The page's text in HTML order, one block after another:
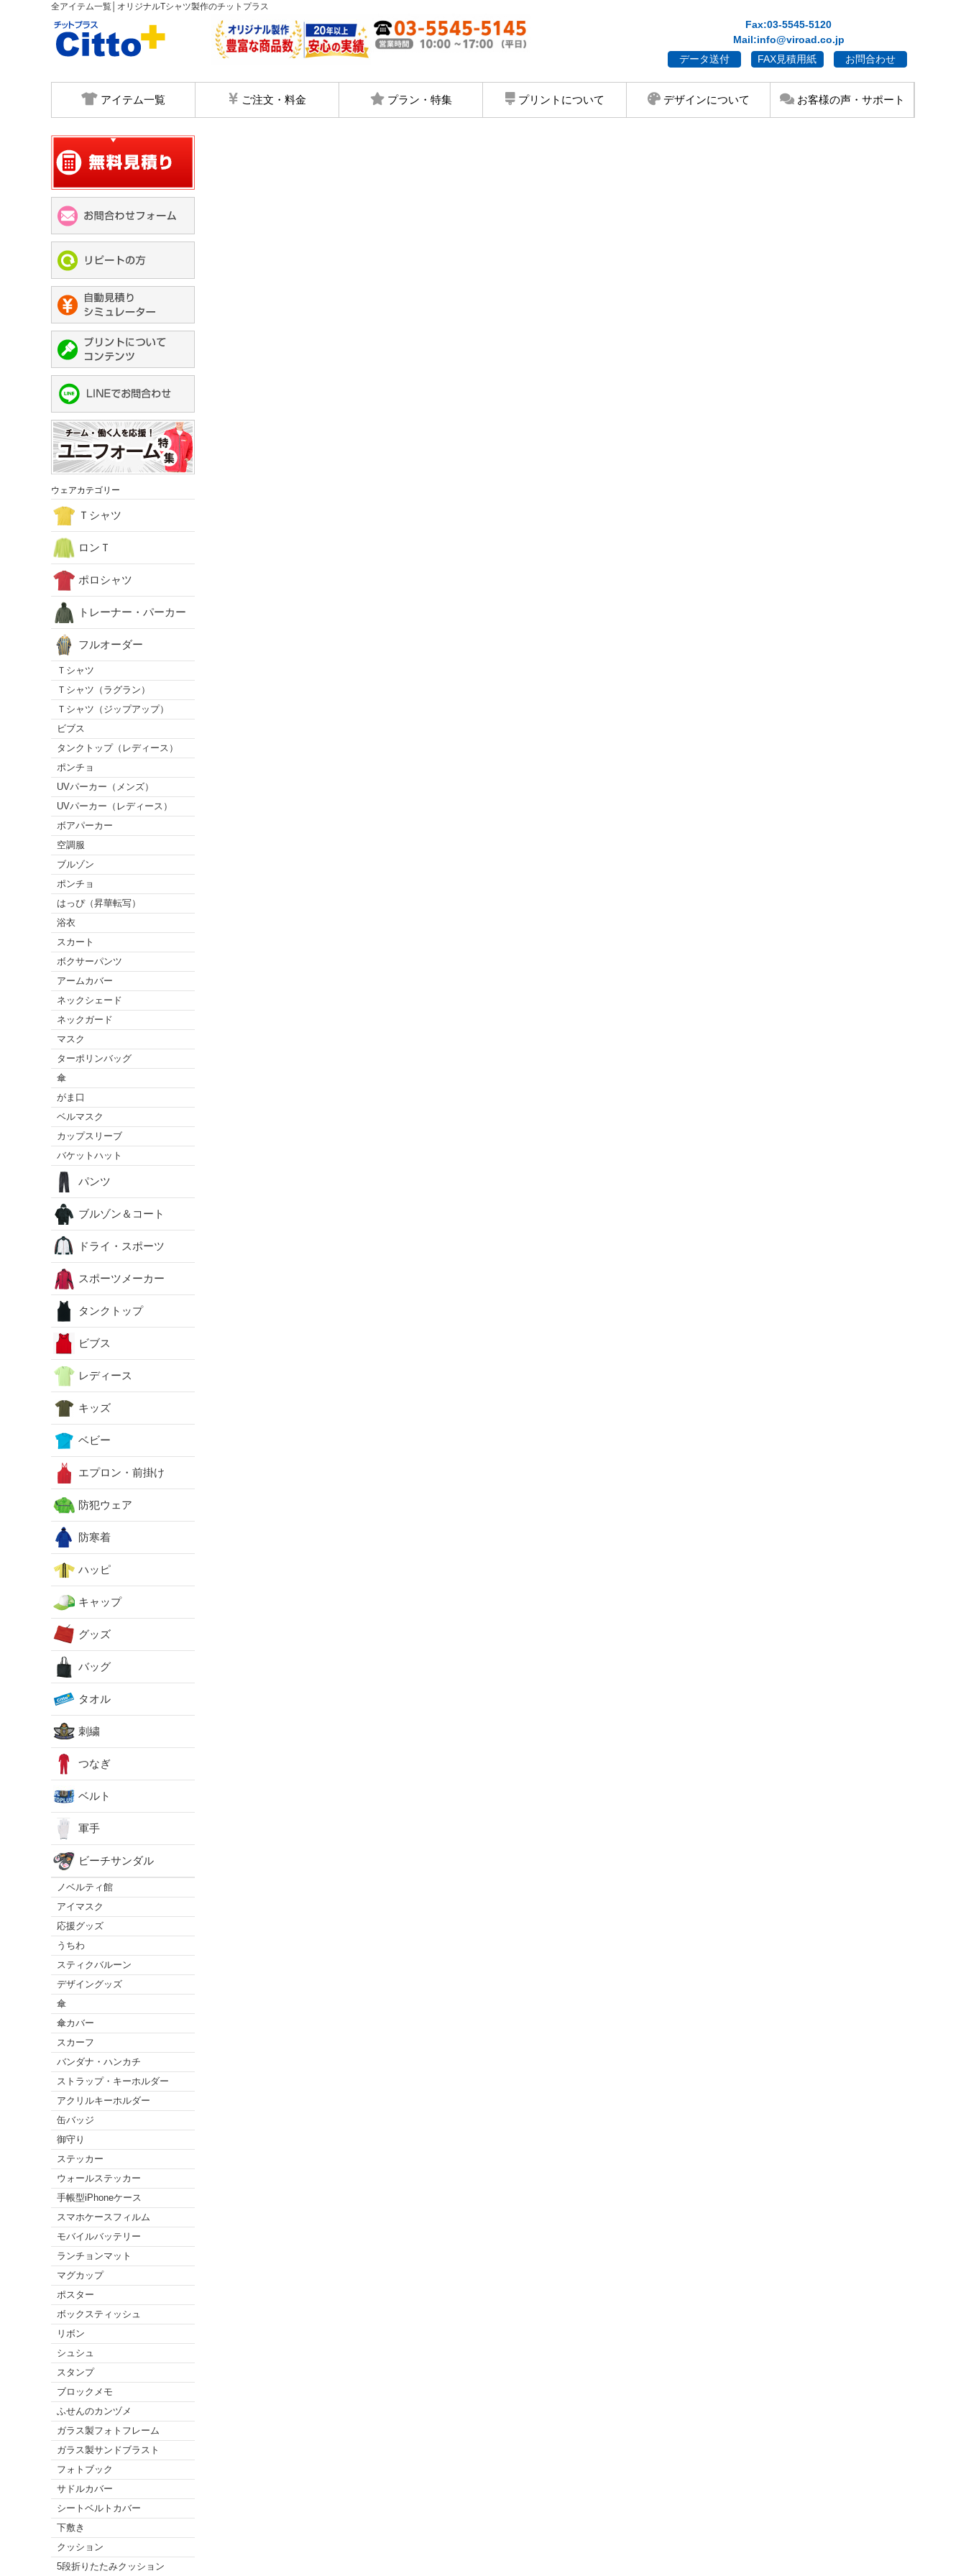
全アイテム一覧│オリジナルTシャツ製作のチットプラス
Fax:03-5545-5120
Mail:info@viroad.co.jp
データ送付
FAX見積用紙 お問合わせ
アイテム一覧 ご注文・料金 プラン・特集 プリントについて デザインについて お客様の声・サポート
ウェアカテゴリー
Ｔシャツ
ロンＴ
ポロシャツ
トレーナー・パーカー
フルオーダー
Ｔシャツ
Ｔシャツ（ラグラン）
Ｔシャツ（ジップアップ）
ビブス
タンクトップ（レディース）
ポンチョ
UVパーカー（メンズ）
UVパーカー（レディース）
ボアパーカー
空調服
ブルゾン
ポンチョ
はっぴ（昇華転写）
浴衣
スカート
ボクサーパンツ
アームカバー
ネックシェード
ネックガード
マスク
ターポリンバッグ
傘
がま口
ベルマスク
カップスリーブ
バケットハット
パンツ
ブルゾン＆コート
ドライ・スポーツ
スポーツメーカー
タンクトップ
ビブス
レディース
キッズ
ベビー
エプロン・前掛け
防犯ウェア
防寒着
ハッピ
キャップ
グッズ
バッグ
タオル
刺繍
つなぎ
ベルト
軍手
ビーチサンダル
ノベルティ館
アイマスク
応援グッズ
うちわ
スティクバルーン
デザイングッズ
傘
傘カバー
スカーフ
バンダナ・ハンカチ
ストラップ・キーホルダー
アクリルキーホルダー
缶バッジ
御守り
ステッカー
ウォールステッカー
手帳型iPhoneケース
スマホケースフィルム
モバイルバッテリー
ランチョンマット
マグカップ
ポスター
ボックスティッシュ
リボン
シュシュ
スタンプ
ブロックメモ
ふせんのカンヅメ
ガラス製フォトフレーム
ガラス製サンドブラスト
フォトブック
サドルカバー
シートベルトカバー
下敷き
クッション
5段折りたたみクッション